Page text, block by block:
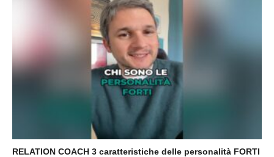
RELATION COACH 3 caratteristiche delle personalità FORTI